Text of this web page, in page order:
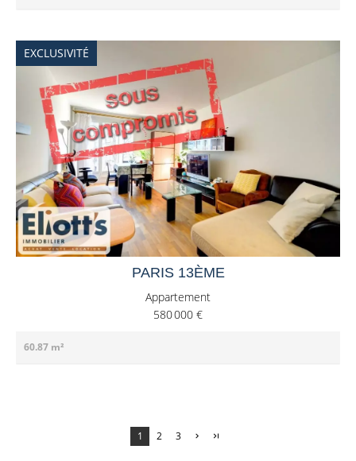
PARIS 13ÈME
Appartement
580 000 €
60.87 m²
EXCLUSIVITÉ
1 2 3